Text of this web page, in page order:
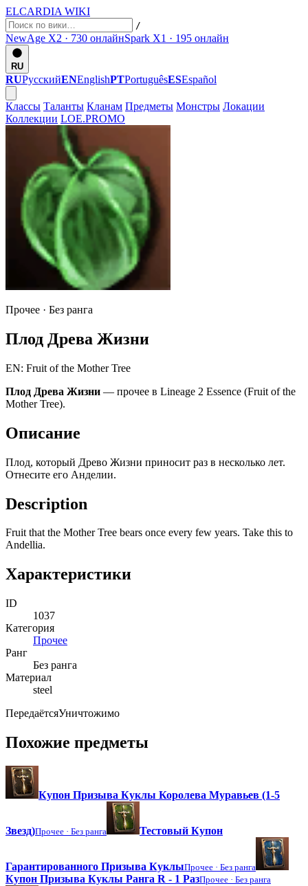
ELCARDIA WIKI
/
NewAge X2 · 730 онлайнSpark X1 · 195 онлайн
RU
RUРусскийENEnglishPTPortuguêsESEspañol
Классы Таланты Кланам Предметы Монстры Локации
Коллекции LOE.PROMO
Прочее · Без ранга
Плод Древа Жизни
EN: Fruit of the Mother Tree
Плод Древа Жизни — прочее в Lineage 2 Essence (Fruit of the
Mother Tree).
Описание
Плод, который Древо Жизни приносит раз в несколько лет.
Отнесите его Анделии.
Description
Fruit that the Mother Tree bears once every few years. Take this to
Andellia.
Характеристики
ID
1037
Категория
Прочее
Ранг
Без ранга
Материал
steel
ПередаётсяУничтожимо
Похожие предметы
Купон Призыва Куклы Королева Муравьев (1-5
Звезд)Прочее · Без ранга Тестовый Купон
Гарантированного Призыва КуклыПрочее · Без ранга
Купон Призыва Куклы Ранга R - 1 РазПрочее · Без ранга